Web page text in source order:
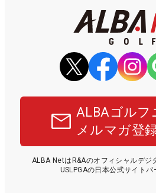
ALBAゴルフ
メルマガ登
ALBA NetはR&Aのオフィシャルデジ
USLPGAの日本公式サイトパ